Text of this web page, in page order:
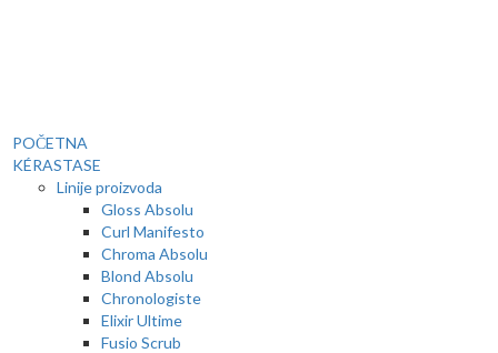
POČETNA
KÉRASTASE
Linije proizvoda
Gloss Absolu
Curl Manifesto
Chroma Absolu
Blond Absolu
Chronologiste
Elixir Ultime
Fusio Scrub